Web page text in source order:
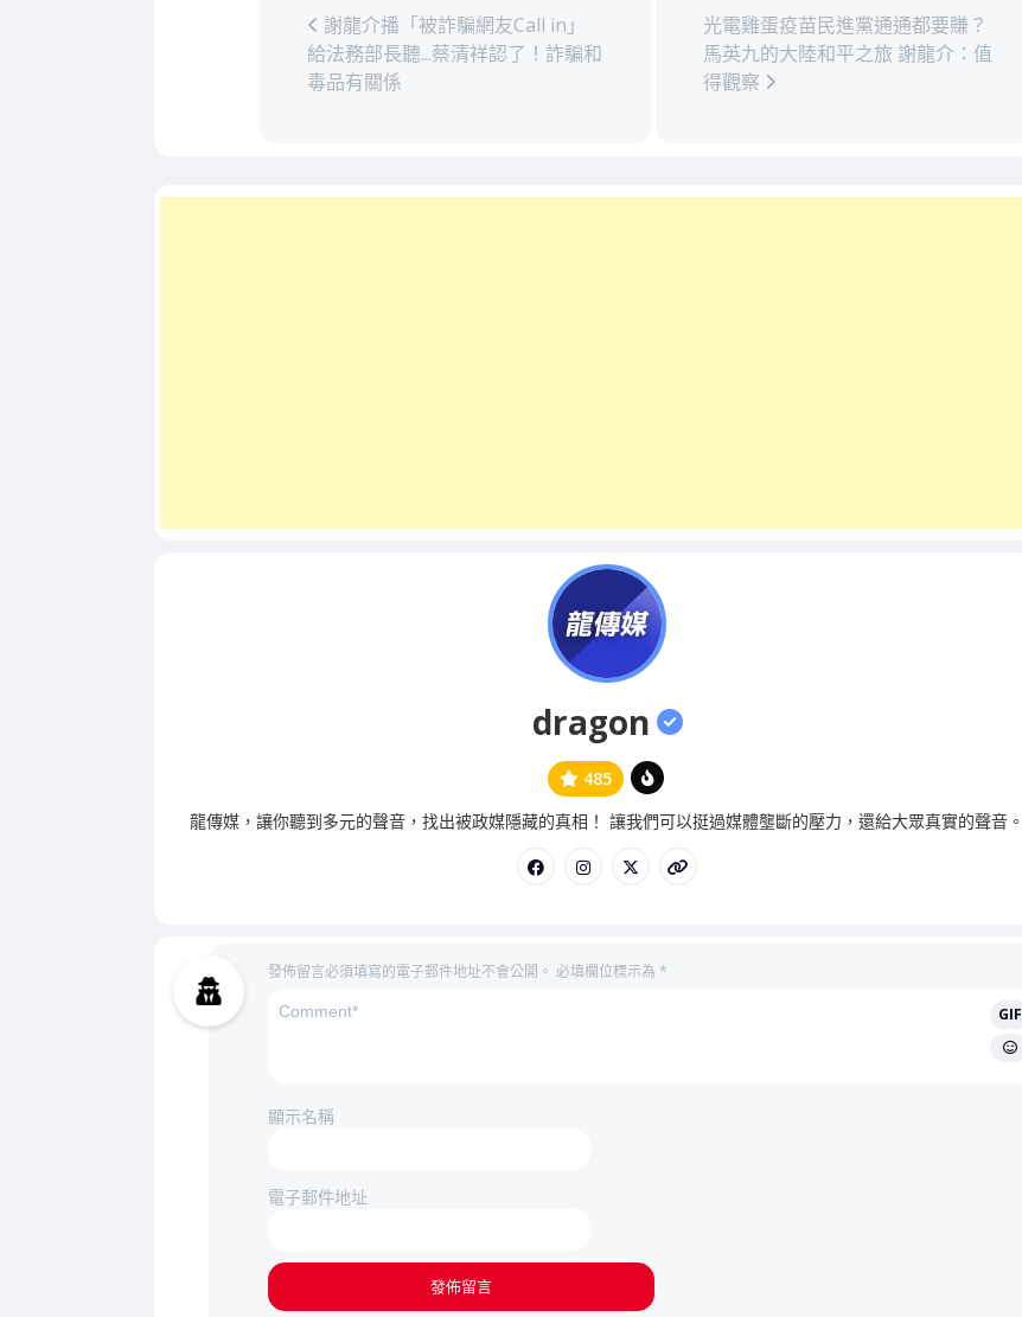
謝龍介播「被詐騙網友Call in」
給法務部長聽...蔡清祥認了！詐騙和
毒品有關係
光電雞蛋疫苗民進黨通通都要賺？
馬英九的大陸和平之旅 謝龍介：值
得觀察
dragon
485
管
員
龍傳媒，讓你聽到多元的聲音，找出被政媒隱藏的真相！ 讓我們可以挺過媒體壟斷的壓力，還給大眾真實的聲音。
發佈留言必須填寫的電子郵件地址不會公開。 必填欄位標示為 *
GIF
顯示名稱
電子郵件地址